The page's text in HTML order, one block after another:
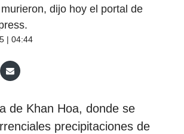
dijo hoy el portal de
| 04:44
de Khan Hoa, donde se
precipitaciones de